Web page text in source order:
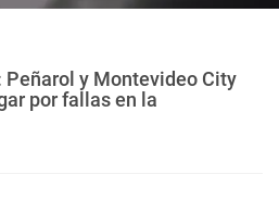
Peñarol y Montevideo City
por fallas en la